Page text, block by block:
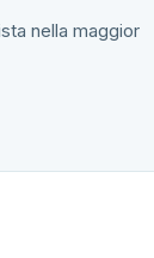
nella maggior